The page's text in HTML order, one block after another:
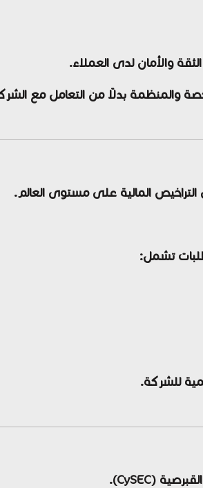
والأمان لدى العملاء.
والمنظمة بدلًا من التعامل مع
للشركة.